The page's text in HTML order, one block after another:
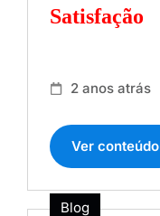
Satisfação
2 anos atrás
Ver conteúdo
Blog